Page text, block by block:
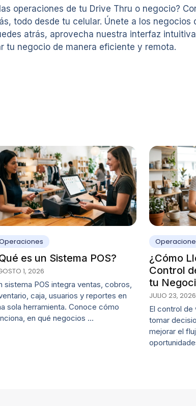
operaciones de tu Drive Thru o negocio?
todo desde tu celular. Únete a los
atrás, aprovecha nuestra interfaz
tu negocio de manera eficiente y remota.
es un Sistema POS?
1, 2026
sistema POS integra ventas, cobros,
caja, usuarios y reportes en
sola herramienta. Conoce cómo
en qué negocios …
¿Cómo
Control
tu
JULIO 23, 2026
El control de
tomar
mejorar el